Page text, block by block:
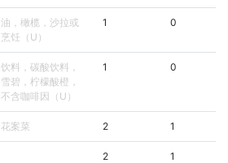
油，橄榄，沙拉或
烹饪（U）
1 0
饮料，碳酸饮料，
雪碧，柠檬酸橙，
不含咖啡因（U）
1 0
花案菜 2 1
2 1